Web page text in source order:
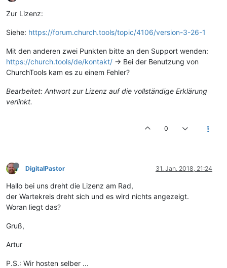
Zur Lizenz:
Siehe: https://forum.church.tools/topic/4106/version-3-26-1
Mit den anderen zwei Punkten bitte an den Support wenden:
https://church.tools/de/kontakt/ -> Bei der Benutzung von
ChurchTools kam es zu einem Fehler?
Bearbeitet: Antwort zur Lizenz auf die vollständige Erklärung
verlinkt.
0
DigitalPastor 31. Jan. 2018, 21:24
Hallo bei uns dreht die Lizenz am Rad,
der Wartekreis dreht sich und es wird nichts angezeigt.
Woran liegt das?
Gruß,
Artur
P.S.: Wir hosten selber ...